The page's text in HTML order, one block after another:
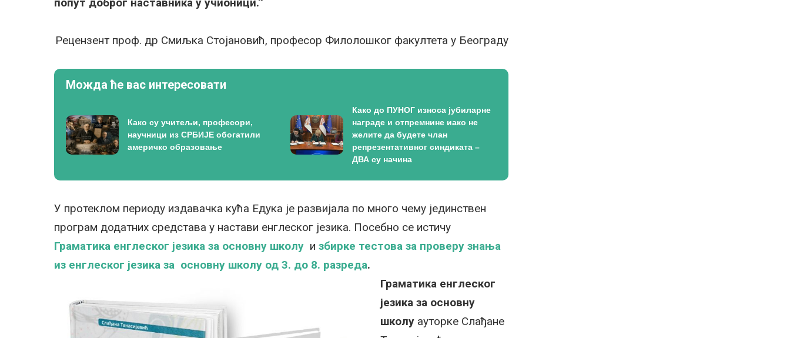
Рецензент проф. др Смиљка Стојановић, професор Филолошког факултета у Београду
Можда ће вас интересовати
Како су учитељи, професори,
научници из СРБИЈЕ обогатили
америчко образовање
Како до ПУНОГ износа јубиларне
награде и отпремнине иако не
желите да будете члан
репрезентативног синдиката –
ДВА су начина
У протеклом периоду издавачка кућа Едука је развијала по много чему јединствен
програм додатних средстава у настави енглеског језика. Посебно се истичу
Граматика енглеског језика за основну школу и збирке тестова за проверу знања
из енглеског језика за основну школу од 3. до 8. разреда.
Граматика енглеског
језика за основну
школу ауторке Слађане